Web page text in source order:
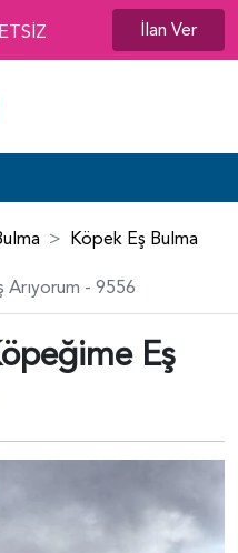
İlan Ver
Köpek Eş Bulma
Arıyorum - 9556
Eş